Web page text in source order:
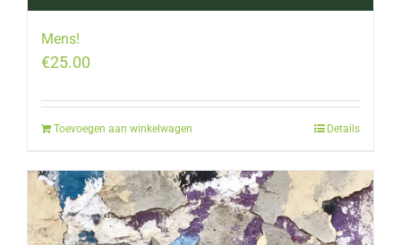
Mens!
€25.00
Toevoegen aan winkelwagen Details